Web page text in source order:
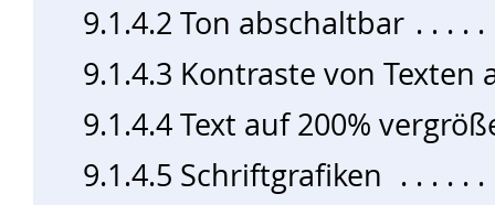
9.1.4.2 Ton abschaltbar
9.1.4.3 Kontraste von Texten
9.1.4.4 Text auf 200%
9.1.4.5 Schriftgrafiken